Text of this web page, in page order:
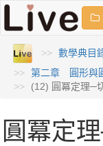
數學典目
第二章 圓形與
(12) 圓冪定理─
圓冪定